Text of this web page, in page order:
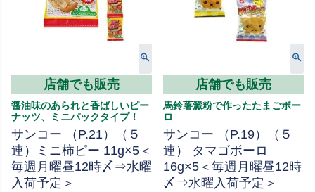
店舗でも販売
醤油味のあられと香ばしいピー
ナッツ、ミニパックタイプ！
サンコー （P.21）（５
連）ミニ柿ピー 11g×5＜
毎週月曜昼12時〆⇒水曜
入荷予定＞
店舗でも販売
馬鈴薯澱粉で作ったたまごボー
ロ
サンコー （P.19）（５
連） タマゴボーロ
16g×5＜毎週月曜昼12時
〆⇒水曜入荷予定＞